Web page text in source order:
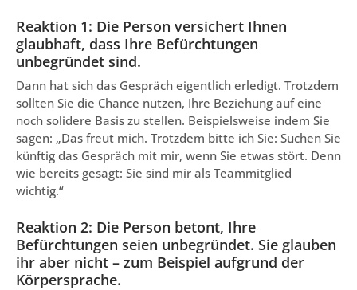
Reaktion 1: Die Person versichert Ihnen
glaubhaft, dass Ihre Befürchtungen
unbegründet sind.
Dann hat sich das Gespräch eigentlich erledigt. Trotzdem
sollten Sie die Chance nutzen, Ihre Beziehung auf eine
noch solidere Basis zu stellen. Beispielsweise indem Sie
sagen: „Das freut mich. Trotzdem bitte ich Sie: Suchen Sie
künftig das Gespräch mit mir, wenn Sie etwas stört. Denn
wie bereits gesagt: Sie sind mir als Teammitglied
wichtig.“
Reaktion 2: Die Person betont, Ihre
Befürchtungen seien unbegründet. Sie glauben
ihr aber nicht – zum Beispiel aufgrund der
Körpersprache.